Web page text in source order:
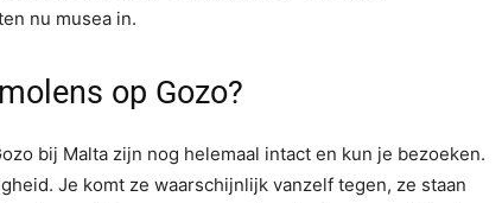
nu musea in.
op Gozo?
bij Malta zijn nog helemaal intact en kun je bezoeken.
Je komt ze waarschijnlijk vanzelf tegen, ze staan